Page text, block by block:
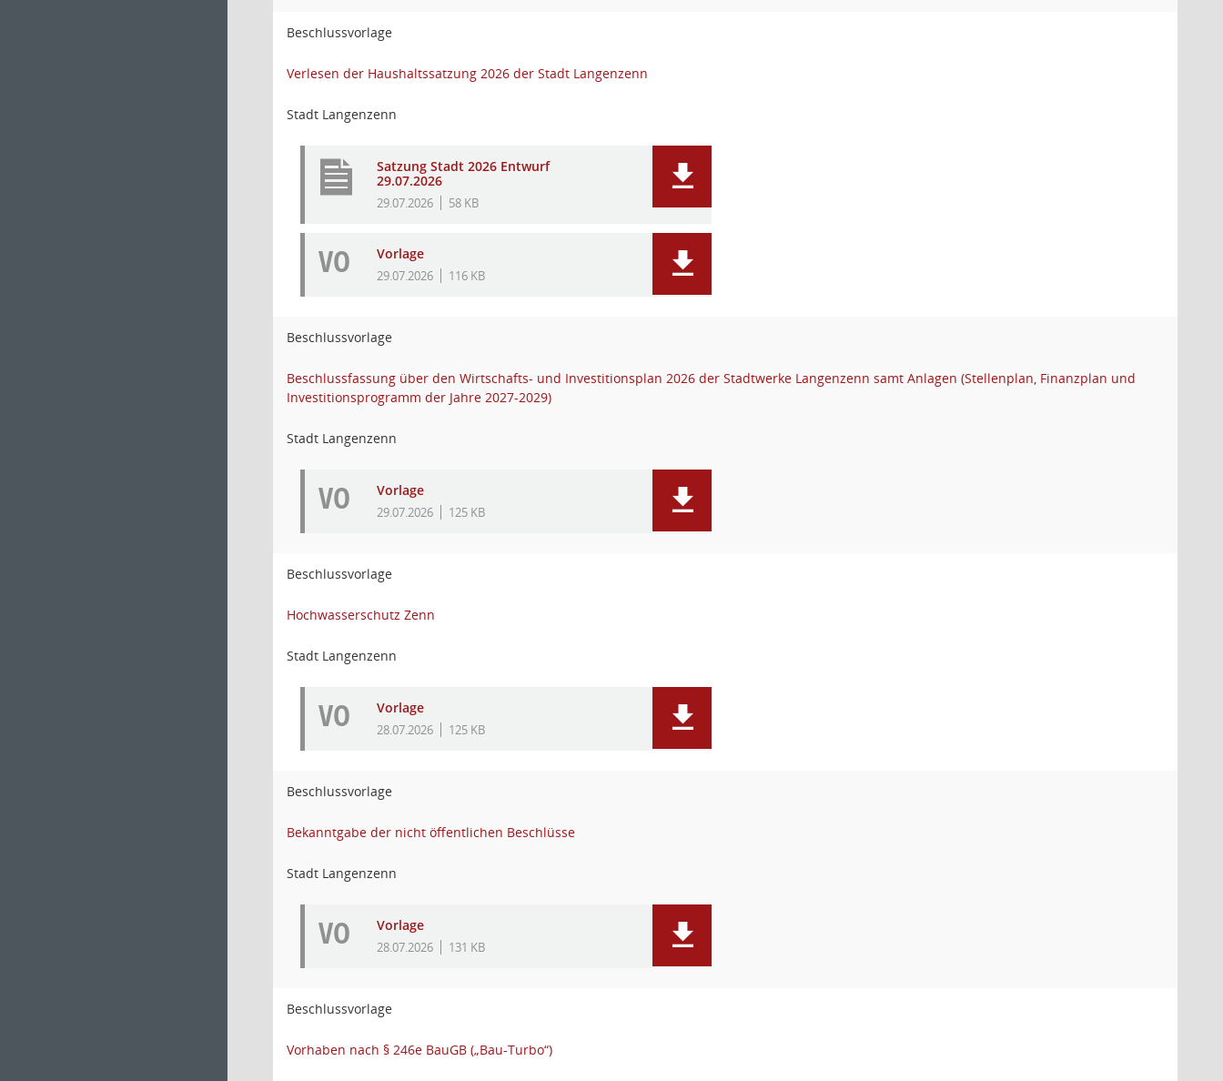
Beschlussvorlage
Verlesen der Haushaltssatzung 2026 der Stadt Langenzenn
Stadt Langenzenn
Satzung Stadt 2026 Entwurf
29.07.2026
29.07.2026 58 KB
VO Vorlage
29.07.2026 116 KB
Beschlussvorlage
Beschlussfassung über den Wirtschafts- und Investitionsplan 2026 der Stadtwerke Langenzenn samt Anlagen (Stellenplan, Finanzplan und
Investitionsprogramm der Jahre 2027-2029)
Stadt Langenzenn
VO Vorlage
29.07.2026 125 KB
Beschlussvorlage
Hochwasserschutz Zenn
Stadt Langenzenn
VO Vorlage
28.07.2026 125 KB
Beschlussvorlage
Bekanntgabe der nicht öffentlichen Beschlüsse
Stadt Langenzenn
VO Vorlage
28.07.2026 131 KB
Beschlussvorlage
Vorhaben nach § 246e BauGB („Bau-Turbo“)